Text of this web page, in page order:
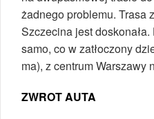
żadnego problemu. Trasa
Szczecina jest
samo, co w zatłoczony
ma), z centrum Warszawy
ZWROT AUTA